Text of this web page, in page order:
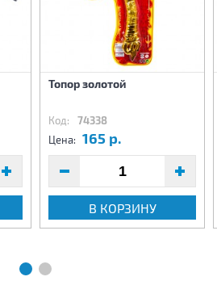
Топор золотой
Код: 74338
Цена: 165 р.
В КОРЗИНУ